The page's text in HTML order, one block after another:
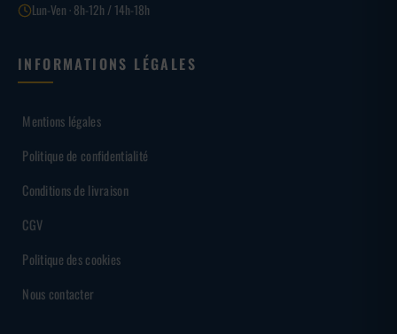
Lun-Ven · 8h-12h / 14h-18h
INFORMATIONS LÉGALES
Mentions légales
Politique de confidentialité
Conditions de livraison
CGV
Politique des cookies
Nous contacter